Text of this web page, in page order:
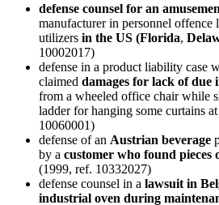
defense counsel for an
manufacturer in personnel offence
utilizers in the US (Florida,
10002017)
defense in a product liability case
claimed damages for lack of due
from a wheeled office chair while
ladder for hanging some curtains
10060001)
defense of an Austrian beverage
by a customer who found pieces
(1999, ref. 10332027)
defense counsel in a lawsuit in
industrial oven during